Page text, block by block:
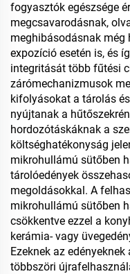
fogyasztók egészsége
megcsavarodásnak,
meghibásodásnak
expozíció esetén is, és
integritását több fűtési
zárómechanizmusok
kifolyásokat a tárolás
nyújtanak a
hordozótáskáknak a
költséghatékonyság
mikrohullámú sütőben
tárolóedények
megoldásokkal. A
mikrohullámú sütőben
csökkentve ezzel a
kerámia- vagy
Ezeknek az
többszöri